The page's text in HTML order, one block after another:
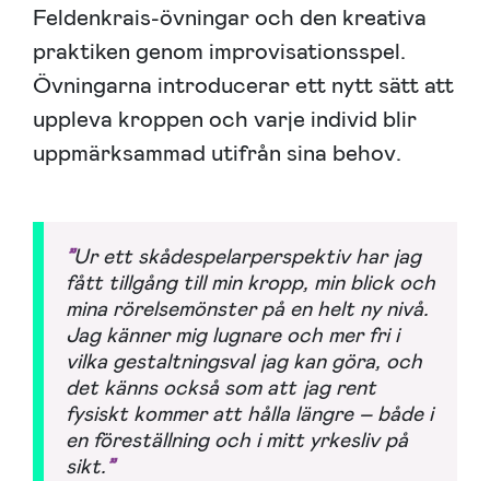
Feldenkrais-övningar och den kreativa
praktiken genom improvisationsspel.
Övningarna introducerar ett nytt sätt att
uppleva kroppen och varje individ blir
uppmärksammad utifrån sina behov.
”Ur ett skådespelarperspektiv har jag
fått tillgång till min kropp, min blick och
mina rörelsemönster på en helt ny nivå.
Jag känner mig lugnare och mer fri i
vilka gestaltningsval jag kan göra, och
det känns också som att jag rent
fysiskt kommer att hålla längre – både i
en föreställning och i mitt yrkesliv på
sikt.”